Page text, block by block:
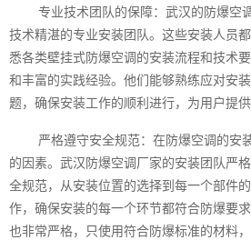
专业技术团队的保障：武汉的防爆空
技术精湛的专业安装团队。这些安装人员
悉各类壁挂式防爆空调的安装流程和技术
和丰富的实践经验。他们能够熟练应对安
题，确保安装工作的顺利进行，为用户提供
严格遵守安全规范：在防爆空调的安
的因素。武汉防爆空调厂家的安装团队严
全规范，从安装位置的选择到每一个部件
作，确保安装的每一个环节都符合防爆要
也非常严格，只使用符合防爆标准的材料